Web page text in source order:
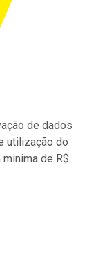
de dados
utilização do
de R$